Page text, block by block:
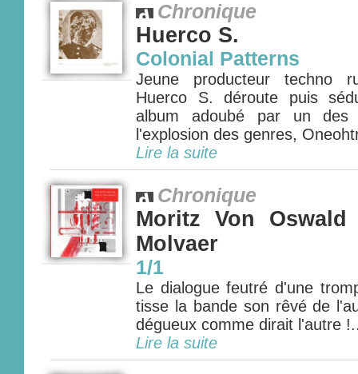
Chronique
Huerco S.
Colonial Patterns
Jeune producteur techno
Huerco S. déroute puis
album adoubé par un des
l'explosion des genres,
Lire la suite
Chronique
Moritz Von
Molvaer
1/1
Le dialogue feutré d'une
tisse la bande son rêvé de
dégueux comme dirait l'autre
Lire la suite